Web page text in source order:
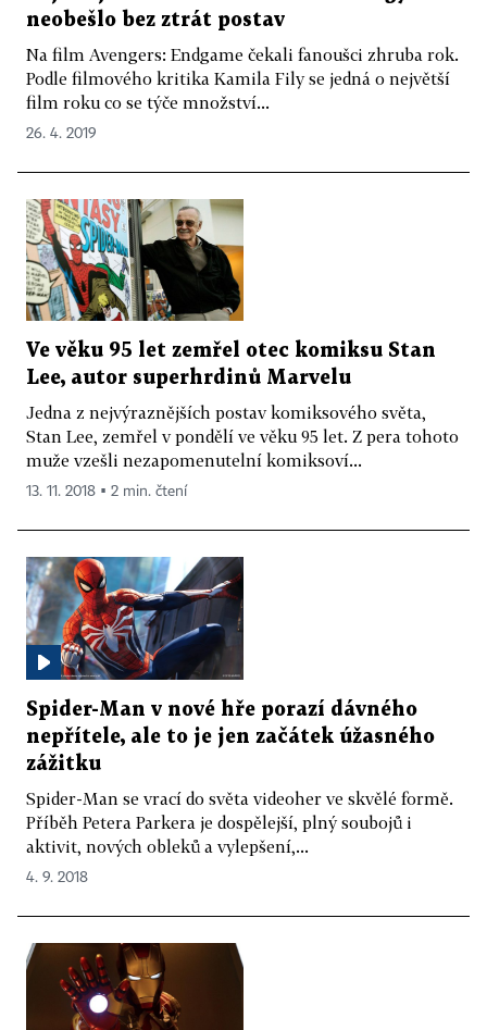
neobešlo bez ztrát postav
Na film Avengers: Endgame čekali fanoušci zhruba rok.
Podle filmového kritika Kamila Fily se jedná o největší
film roku co se týče množství...
26. 4. 2019
Ve věku 95 let zemřel otec komiksu Stan
Lee, autor superhrdinů Marvelu
Jedna z nejvýraznějších postav komiksového světa,
Stan Lee, zemřel v pondělí ve věku 95 let. Z pera tohoto
muže vzešli nezapomenutelní komiksoví...
13. 11. 2018 ▪ 2 min. čtení
Spider-Man v nové hře porazí dávného
nepřítele, ale to je jen začátek úžasného
zážitku
Spider-Man se vrací do světa videoher ve skvělé formě.
Příběh Petera Parkera je dospělejší, plný soubojů i
aktivit, nových obleků a vylepšení,...
4. 9. 2018